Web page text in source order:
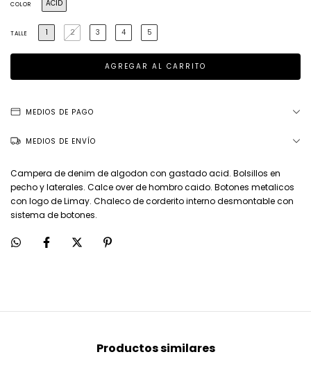
COLOR ACID
TALLE 1 2 3 4 5
MEDIOS DE PAGO
MEDIOS DE ENVÍO
Campera de denim de algodon con gastado acid. Bolsillos en
pecho y laterales. Calce over de hombro caido. Botones metalicos
con logo de Limay. Chaleco de corderito interno desmontable con
sistema de botones.
Productos similares